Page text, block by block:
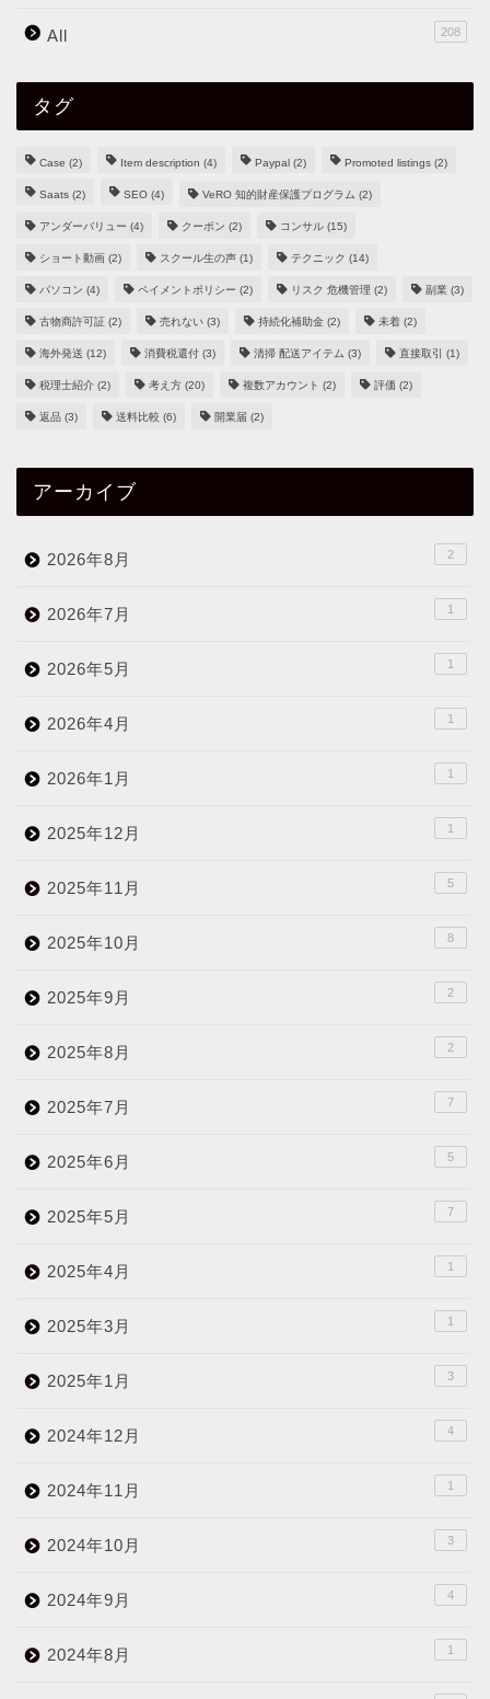
All 208
タグ
Case (2) Item description (4) Paypal (2) Promoted listings (2)
Saats (2) SEO (4) VeRO 知的財産保護プログラム (2)
アンダーバリュー (4) クーポン (2) コンサル (15)
ショート動画 (2) スクール生の声 (1) テクニック (14)
パソコン (4) ペイメントポリシー (2) リスク 危機管理 (2) 副業 (3)
古物商許可証 (2) 売れない (3) 持続化補助金 (2) 未着 (2)
海外発送 (12) 消費税還付 (3) 清掃 配送アイテム (3) 直接取引 (1)
税理士紹介 (2) 考え方 (20) 複数アカウント (2) 評価 (2)
返品 (3) 送料比較 (6) 開業届 (2)
アーカイブ
2026年8月 2
2026年7月 1
2026年5月 1
2026年4月 1
2026年1月 1
2025年12月 1
2025年11月 5
2025年10月 8
2025年9月 2
2025年8月 2
2025年7月 7
2025年6月 5
2025年5月 7
2025年4月 1
2025年3月 1
2025年1月 3
2024年12月 4
2024年11月 1
2024年10月 3
2024年9月 4
2024年8月 1